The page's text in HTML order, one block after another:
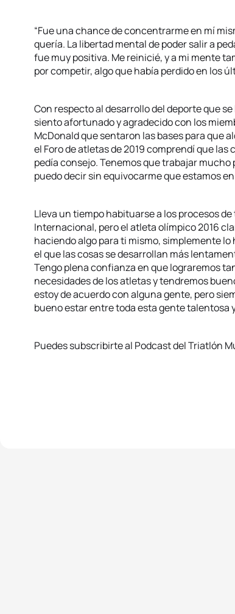
“Fue una chance de concentrarme en mí
quería. La libertad mental de poder salir a
fue muy positiva. Me reinicié, y a mi mente
por competir, algo que había perdido en los
Con respecto al desarrollo del deporte que
siento afortunado y agradecido con los
McDonald que sentaron las bases para que
el Foro de atletas de 2019 comprendí que
pedía consejo. Tenemos que trabajar
puedo decir sin equivocarme que estamos
Lleva un tiempo habituarse a los procesos
Internacional, pero el atleta olímpico 2016
haciendo algo para ti mismo, simplemente
el que las cosas se desarrollan más
Tengo plena confianza en que lograremos
necesidades de los atletas y tendremos
estoy de acuerdo con alguna gente, pero
bueno estar entre toda esta gente talentosa
Puedes subscribirte al Podcast del Triatlón